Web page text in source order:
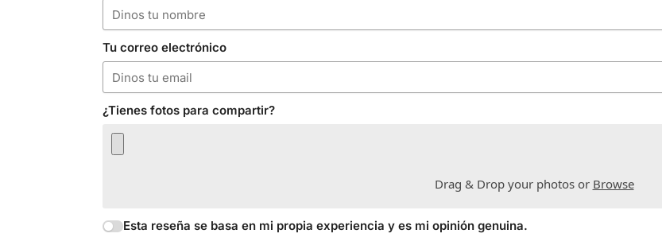
Tu correo electrónico
¿Tienes fotos para compartir?
Drag & Drop your photos or Browse
Esta reseña se basa en mi propia experiencia y es mi opinión genuina.